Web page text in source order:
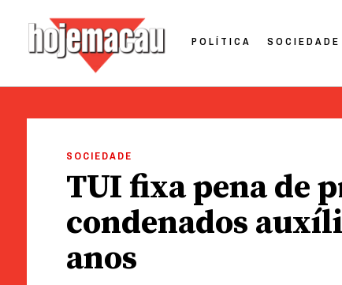
POLÍTICA SOCIEDADE
SOCIEDADE
TUI fixa pena de
condenados
anos